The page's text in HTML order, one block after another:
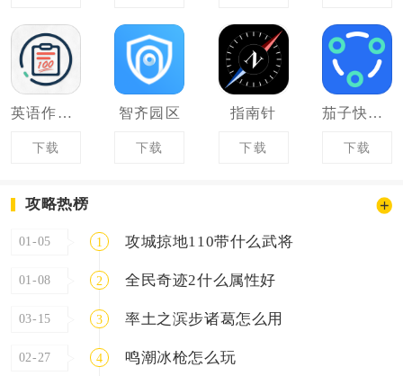
英语作文批改
下载
智齐园区
下载
指南针
下载
茄子快传备份
下载
攻略热榜
01-05 1 攻城掠地110带什么武将
01-08 2 全民奇迹2什么属性好
03-15 3 率土之滨步诸葛怎么用
02-27 4 鸣潮冰枪怎么玩